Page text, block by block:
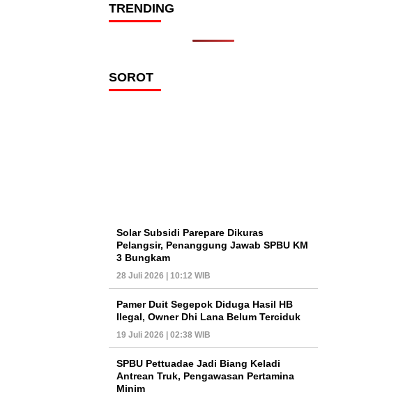
TRENDING
SOROT
Solar Subsidi Parepare Dikuras
Pelangsir, Penanggung Jawab SPBU KM
3 Bungkam
28 Juli 2026 | 10:12 WIB
Pamer Duit Segepok Diduga Hasil HB
Ilegal, Owner Dhi Lana Belum Terciduk
19 Juli 2026 | 02:38 WIB
SPBU Pettuadae Jadi Biang Keladi
Antrean Truk, Pengawasan Pertamina
Minim